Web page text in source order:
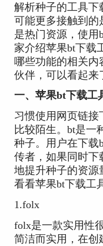
解析种子的工具下
可能更多接触到的
是热门资源，使用
家介绍苹果bt下载
哪些功能的相关内
伙伴，可以看起来
一、苹果bt下载工
习惯使用网页链接
比较陌生。bt是一
种子。用户在下载
传者，如果同时下
地提升种子的资源
看看苹果bt下载工
1.folx
folx是一款实用性
简洁而实用，在创